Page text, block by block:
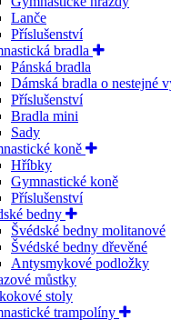
Lanče
Příslušenství
bradla
Pánská bradla
Dámská bradla o nestejné
Příslušenství
Bradla mini
Sady
koně
Hříbky
Gymnastické koně
Příslušenství
bedny
Švédské bedny molitanové
Švédské bedny dřevěné
Antysmykové podložky
můstky
stoly
trampolíny